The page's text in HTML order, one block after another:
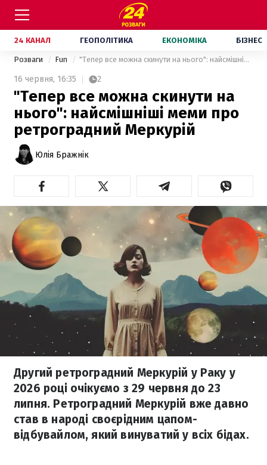
24 КАНАЛ ГЕОПОЛІТИКА ЕКОНОМІКА БІЗНЕС
Розваги Fun "Тепер все можна скинути на нього": найсмішніші меми про ретроградний Меркурій
16 червня, 16:35 2
"Тепер все можна скинути на
нього": найсмішніші меми про
ретроградний Меркурій
Юлія Бражнік
Другий ретроградний Меркурій у Раку у
2026 році очікуємо з 29 червня до 23
липня. Ретроградний Меркурій вже давно
став в народі своєрідним цапом-
відбувайлом, який винуватий у всіх бідах.